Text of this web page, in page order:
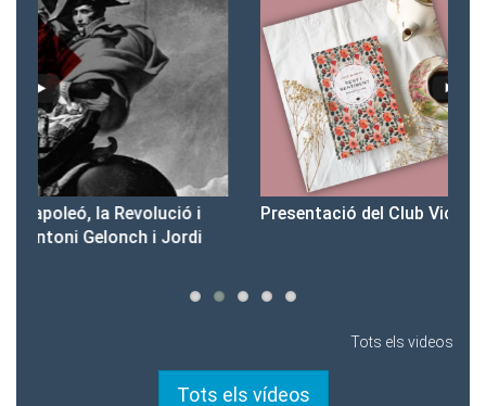
Presentació del Club Victòria
Tots els vídeos